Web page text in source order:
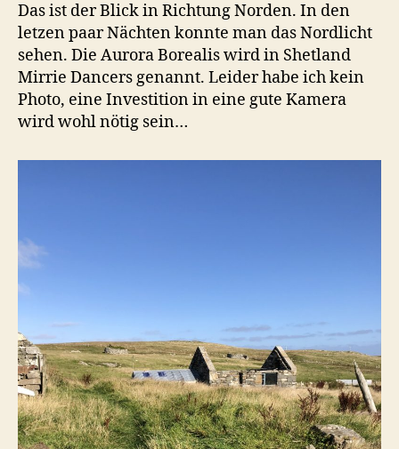
Das ist der Blick in Richtung Norden. In den
letzen paar Nächten konnte man das Nordlicht
sehen. Die Aurora Borealis wird in Shetland
Mirrie Dancers genannt. Leider habe ich kein
Photo, eine Investition in eine gute Kamera
wird wohl nötig sein…